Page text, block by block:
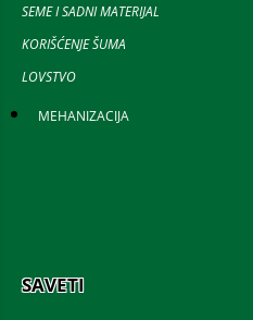
SEME I SADNI MATERIJAL
KORIŠĆENJE ŠUMA
LOVSTVO
MEHANIZACIJA
SAVETI